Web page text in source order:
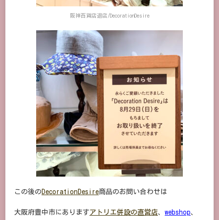
阪神百貨店退店/DecorationDesire
この後の DecorationDesire商品のお問い合わせは
大阪府豊中市にありますアトリエ併設の直営店、 webshop、